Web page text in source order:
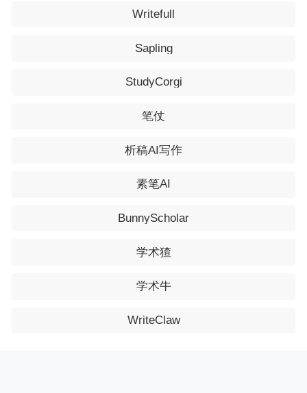
Writefull
Sapling
StudyCorgi
笔仗
析稿AI写作
素笔AI
BunnyScholar
学术猹
学术牛
WriteClaw